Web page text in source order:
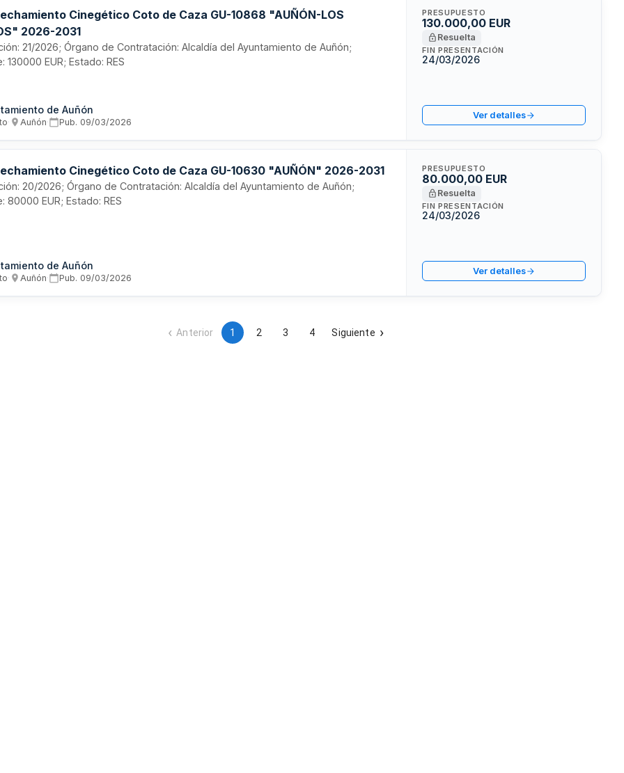
Cinegético Coto de Caza GU-10868 "AUÑÓN-LOS
2026-2031
21/2026; Órgano de Contratación: Alcaldía del Ayuntamiento de Auñón;
130000 EUR; Estado: RES
de Auñón
· Auñón· Pub. 09/03/2026
PRESUPUESTO
130.000,00 EUR
Resuelta
FIN PRESENTACIÓN
24/03/2026
Ver detalles
Cinegético Coto de Caza GU-10630 "AUÑÓN" 2026-2031
20/2026; Órgano de Contratación: Alcaldía del Ayuntamiento de Auñón;
80000 EUR; Estado: RES
de Auñón
· Auñón· Pub. 09/03/2026
PRESUPUESTO
80.000,00 EUR
Resuelta
FIN PRESENTACIÓN
24/03/2026
Ver detalles
Anterior 1 2 3 4 Siguiente